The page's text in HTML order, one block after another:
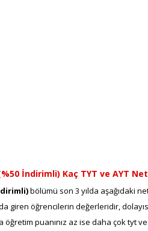
İndirimli) Kaç TYT ve AYT
bölümü son 3 yılda aşağıdaki
giren öğrencilerin değerleridir,
puanınız az ise daha çok tyt